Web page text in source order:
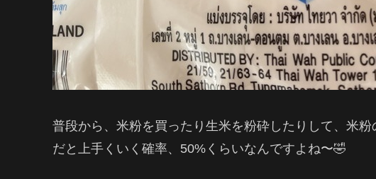
普段から、米粉を買ったり生米を粉砕したりして、米
だと上手くいく確率、50%くらいなんですよね〜🤣